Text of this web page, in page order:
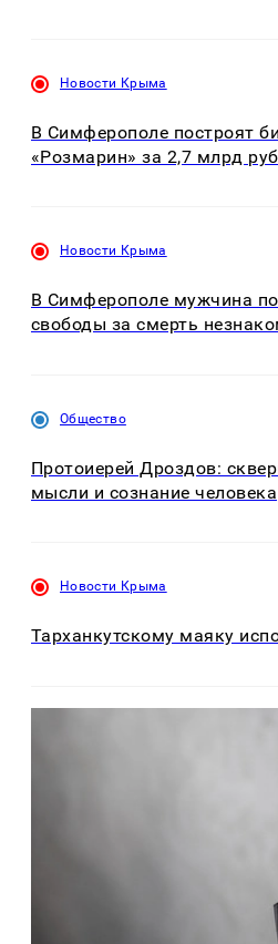
Новости Крыма
В Симферополе построят
«Розмарин» за 2,7 млрд
Новости Крыма
В Симферополе мужчина
свободы за смерть
Общество
Протоиерей Дроздов:
мысли и сознание человека
Новости Крыма
Тарханкутскому маяку